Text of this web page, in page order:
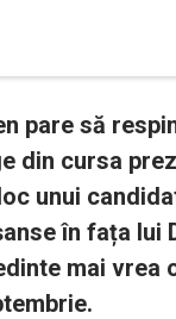
pare să
din cursa
unui
în fața lui
mai vrea